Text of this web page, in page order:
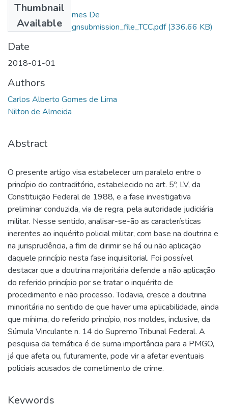
Thumbnail
Available
Carlos Alberto Gomes De
Lima_13548_assignsubmission_file_TCC.pdf(336.66 KB)
Date
2018-01-01
Authors
Carlos Alberto Gomes de Lima
Nilton de Almeida
Abstract
O presente artigo visa estabelecer um paralelo entre o
princípio do contraditório, estabelecido no art. 5º, LV, da
Constituição Federal de 1988, e a fase investigativa
preliminar conduzida, via de regra, pela autoridade judiciária
militar. Nesse sentido, analisar-se-ão as características
inerentes ao inquérito policial militar, com base na doutrina e
na jurisprudência, a fim de dirimir se há ou não aplicação
daquele princípio nesta fase inquisitorial. Foi possível
destacar que a doutrina majoritária defende a não aplicação
do referido princípio por se tratar o inquérito de
procedimento e não processo. Todavia, cresce a doutrina
minoritária no sentido de que haver uma aplicabilidade, ainda
que mínima, do referido princípio, nos moldes, inclusive, da
Súmula Vinculante n. 14 do Supremo Tribunal Federal. A
pesquisa da temática é de suma importância para a PMGO,
já que afeta ou, futuramente, pode vir a afetar eventuais
policiais acusados de cometimento de crime.
Keywords